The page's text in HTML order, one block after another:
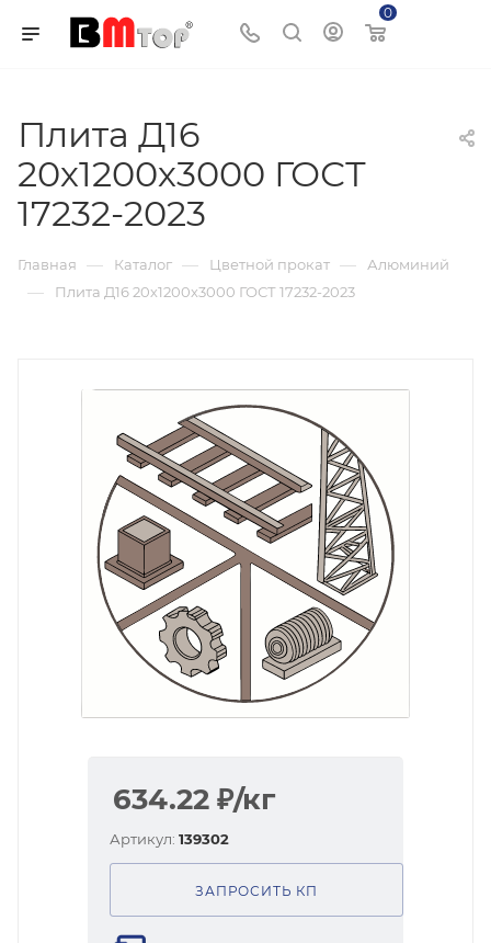
0
Плита Д16
20х1200х3000 ГОСТ
17232-2023
Главная — Каталог — Цветной прокат — Алюминий
— Плита Д16 20х1200х3000 ГОСТ 17232-2023
634.22 ₽/кг
Артикул: 139302
ЗАПРОСИТЬ КП